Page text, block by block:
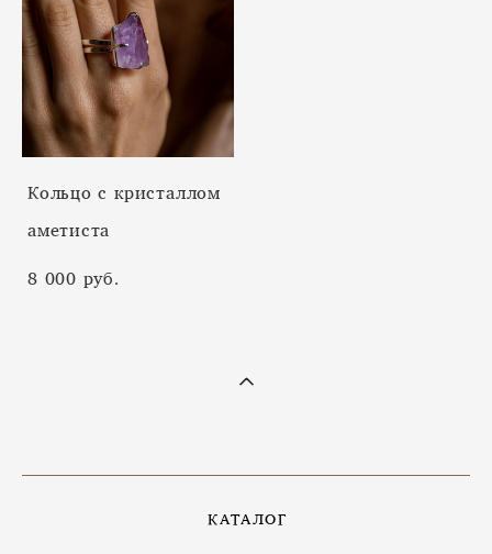
Кольцо с кристаллом
аметиста
8 000 pуб.
КАТАЛОГ